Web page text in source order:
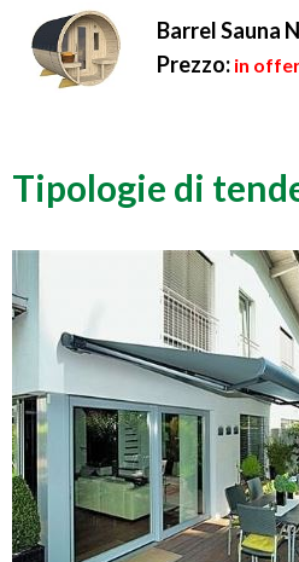
Barrel Sauna
Prezzo: in
Tipologie di